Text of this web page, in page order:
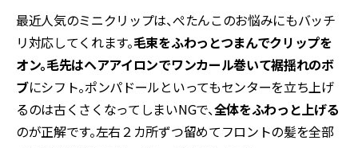
最近人気のミニクリップは、ぺたんこのお悩みにもバッチ
リ対応してくれます。毛束をふわっとつまんでクリップを
オン。毛先はヘアアイロンでワンカール巻いて裾揺れのボ
ブにシフト。ポンパドールといってもセンターを立ち上げ
るのは古くさくなってしまいNGで、全体をふわっと上げる
のが正解です。左右２カ所ずつ留めてフロントの髪を全部